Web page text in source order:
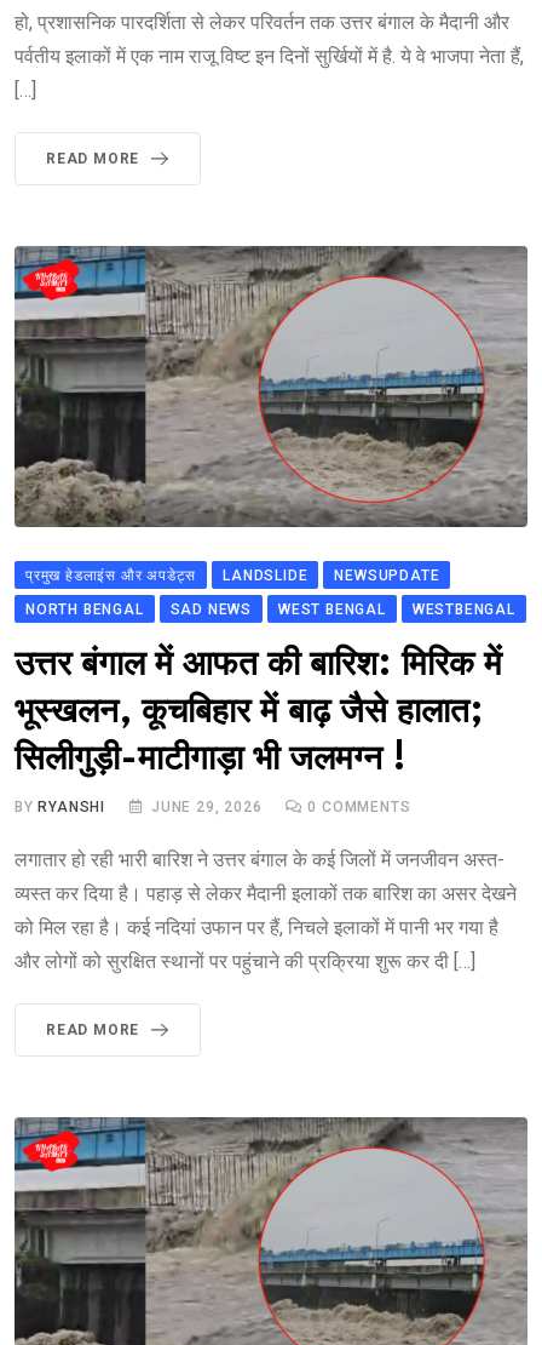
हो, प्रशासनिक पारदर्शिता से लेकर परिवर्तन तक उत्तर बंगाल के मैदानी और
पर्वतीय इलाकों में एक नाम राजू विष्ट इन दिनों सुर्खियों में है. ये वे भाजपा नेता हैं,
[…]
READ MORE
प्रमुख हेडलाइंस और अपडेट्स LANDSLIDE
NEWSUPDATE
NORTH BENGAL
SAD NEWS WEST BENGAL WESTBENGAL
उत्तर बंगाल में आफत की बारिश: मिरिक में
भूस्खलन, कूचबिहार में बाढ़ जैसे हालात;
सिलीगुड़ी-माटीगाड़ा भी जलमग्न !
BY RYANSHI JUNE 29, 2026 0 COMMENTS
लगातार हो रही भारी बारिश ने उत्तर बंगाल के कई जिलों में जनजीवन अस्त-
व्यस्त कर दिया है। पहाड़ से लेकर मैदानी इलाकों तक बारिश का असर देखने
को मिल रहा है। कई नदियां उफान पर हैं, निचले इलाकों में पानी भर गया है
और लोगों को सुरक्षित स्थानों पर पहुंचाने की प्रक्रिया शुरू कर दी […]
READ MORE